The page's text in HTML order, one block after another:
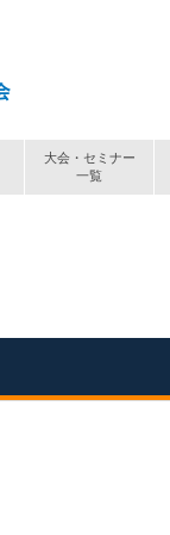
大会・セミナー
一覧